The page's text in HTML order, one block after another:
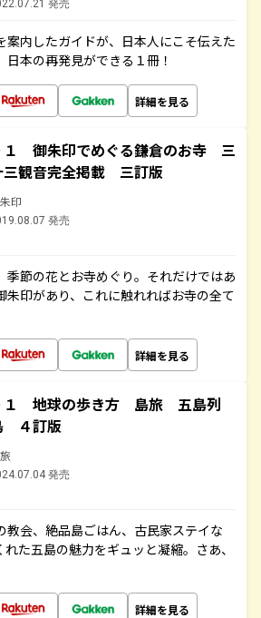
発売
案内したガイドが、日本人にこそ伝えた
本の再発見ができる１冊！
詳細を見る
１ 御朱印でめぐる鎌倉のお寺 三
三観音完全掲載 三訂版
印
発売
季節の花とお寺めぐり。それだけではあ
朱印があり、これに触れればお寺の全て
詳細を見る
１ 地球の歩き方 島旅 五島列
４訂版
発売
教会、絶品島ごはん、古民家ステイな
た五島の魅力をギュッと凝縮。さあ、
詳細を見る